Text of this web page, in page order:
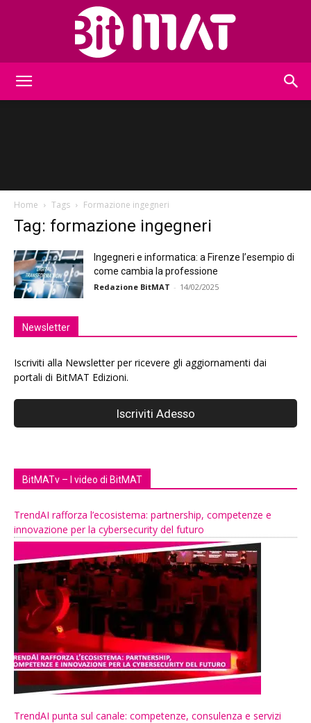
Home Tags Formazione ingegneri
Tag: formazione ingegneri
Ingegneri e informatica: a Firenze l’esempio di
come cambia la professione
Redazione BitMAT - 14/02/2025
Newsletter
Iscriviti alla Newsletter per ricevere gli aggiornamenti dai
portali di BitMAT Edizioni.
BitMATv – I video di BitMAT
TrendAI rafforza l’ecosistema: partnership, competenze e
innovazione per la cybersecurity del futuro
TrendAI punta sul canale: competenze, consulenza e servizi